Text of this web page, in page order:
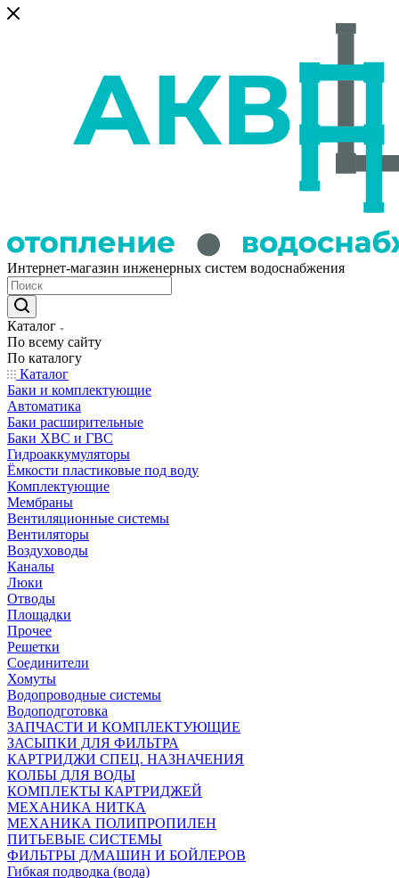
Интернет-магазин инженерных систем водоснабжения
Каталог
По всему сайту
По каталогу
Каталог
Баки и комплектующие
Автоматика
Баки расширительные
Баки ХВС и ГВС
Гидроаккумуляторы
Ёмкости пластиковые под воду
Комплектующие
Мембраны
Вентиляционные системы
Вентиляторы
Воздуховоды
Каналы
Люки
Отводы
Площадки
Прочее
Решетки
Соединители
Хомуты
Водопроводные системы
Водоподготовка
ЗАПЧАСТИ И КОМПЛЕКТУЮЩИЕ
ЗАСЫПКИ ДЛЯ ФИЛЬТРА
КАРТРИДЖИ СПЕЦ. НАЗНАЧЕНИЯ
КОЛБЫ ДЛЯ ВОДЫ
КОМПЛЕКТЫ КАРТРИДЖЕЙ
МЕХАНИКА НИТКА
МЕХАНИКА ПОЛИПРОПИЛЕН
ПИТЬЕВЫЕ СИСТЕМЫ
ФИЛЬТРЫ Д/МАШИН И БОЙЛЕРОВ
Гибкая подводка (вода)